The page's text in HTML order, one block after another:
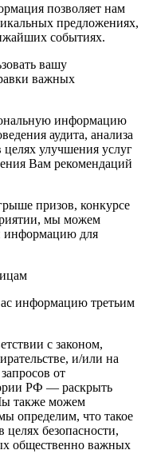
позволяет нам
предложениях,
событиях.
вашу
важных
информацию
аудита, анализа
улучшения услуг
Вам рекомендаций
призов, конкурсе
мы можем
информацию для
информацию третьим
с законом,
и/или на
от
РФ — раскрыть
также можем
определим, что такое
безопасности,
общественно важных